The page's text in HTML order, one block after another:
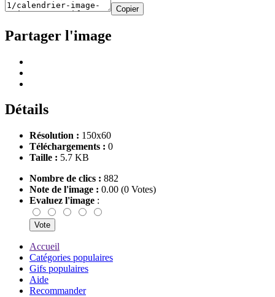
Copier
Partager l'image
Détails
Résolution : 150x60
Téléchargements : 0
Taille : 5.7 KB
Nombre de clics : 882
Note de l'image : 0.00 (0 Votes)
Evaluez l'image :
Accueil
Catégories populaires
Gifs populaires
Aide
Recommander